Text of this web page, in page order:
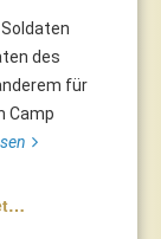
des
für
Camp